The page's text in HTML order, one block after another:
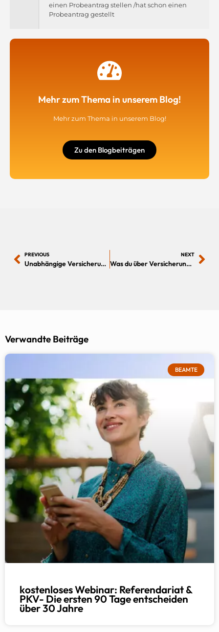
einen Probeantrag stellen /hat schon einen
Probeantrag gestellt
Mehr zum Thema in unserem Blog!
Mehr zum Thema in unserem Blog!
Zu den Blogbeiträgen
PREVIOUS
Unabhängige Versicherungsberatung Online
NEXT
Was du über Versicherungsberater wissen solltest -Wer berät Versicherungen unabhängig?
Verwandte Beiträge
BEAMTE
kostenloses Webinar: Referendariat &
PKV- Die ersten 90 Tage entscheiden
über 30 Jahre